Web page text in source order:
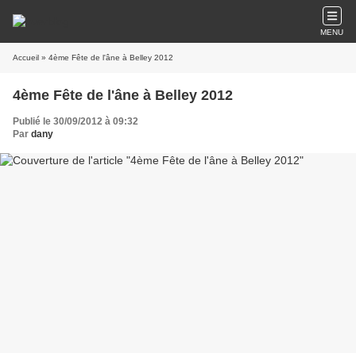
MENU
Accueil » 4ème Fête de l'âne à Belley 2012
4ème Fête de l'âne à Belley 2012
Publié le 30/09/2012 à 09:32
Par dany